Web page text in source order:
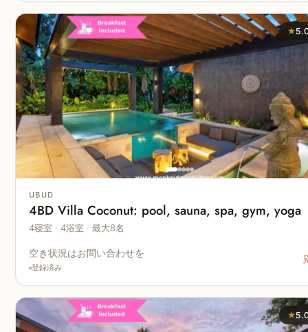
★
UBUD
4BD Villa Coconut: pool, sauna, spa, gym, yoga
4寝室 · 4浴室 · 最大8名
空き状況はお問い合わせを
登録済み
★